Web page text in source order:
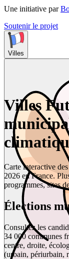
Une initiative par
Soutenir le projet
Villes
Villes
Carte interactive
2026 en France.
programmes, sites
Élections
Consultez les
34 000 communes
centre, droite,
(urbain, périurbain,